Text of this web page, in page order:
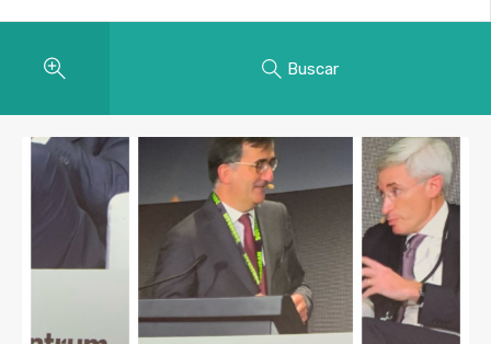
Buscar